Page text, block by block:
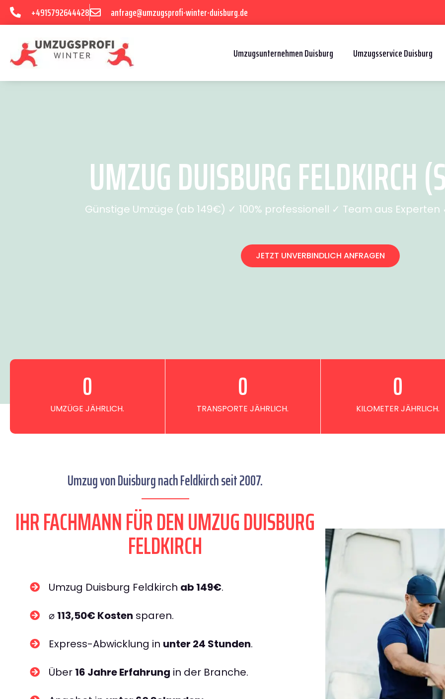
+4915792644428 anfrage@umzugsprofi-winter-duisburg.de
Umzugsunternehmen Duisburg Umzugsservice Duisburg
UMZUG DUISBURG FELDKIRCH
Günstige Umzüge (ab 149€) ✓ 100% professionell ✓ Team aus
JETZT UNVERBINDLICH ANFRAGEN
UMZÜGE JÄHRLICH.
0
TRANSPORTE JÄHRLICH.
0
KILOMETER JÄHRLICH.
0
Umzug von Duisburg nach Feldkirch seit 2007.
IHR FACHMANN FÜR DEN UMZUG DUISBURG
FELDKIRCH
Umzug Duisburg Feldkirch ab 149€.
⌀ 113,50€ Kosten sparen.
Express-Abwicklung in unter 24 Stunden.
Über 16 Jahre Erfahrung in der Branche.